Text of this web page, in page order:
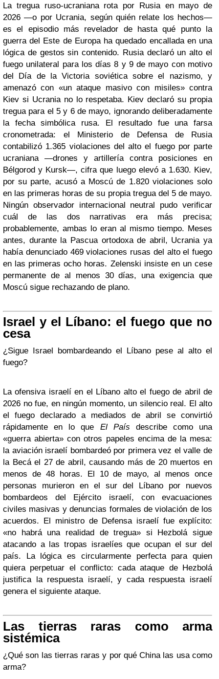
La tregua ruso-ucraniana rota por Rusia en mayo de
2026 —o por Ucrania, según quién relate los hechos—
es el episodio más revelador de hasta qué punto la
guerra del Este de Europa ha quedado encallada en una
lógica de gestos sin contenido. Rusia declaró un alto el
fuego unilateral para los días 8 y 9 de mayo con motivo
del Día de la Victoria soviética sobre el nazismo, y
amenazó con «un ataque masivo con misiles» contra
Kiev si Ucrania no lo respetaba. Kiev declaró su propia
tregua para el 5 y 6 de mayo, ignorando deliberadamente
la fecha simbólica rusa. El resultado fue una farsa
cronometrada: el Ministerio de Defensa de Rusia
contabilizó 1.365 violaciones del alto el fuego por parte
ucraniana —drones y artillería contra posiciones en
Bélgorod y Kursk—, cifra que luego elevó a 1.630. Kiev,
por su parte, acusó a Moscú de 1.820 violaciones solo
en las primeras horas de su propia tregua del 5 de mayo.
Ningún observador internacional neutral pudo verificar
cuál de las dos narrativas era más precisa;
probablemente, ambas lo eran al mismo tiempo. Meses
antes, durante la Pascua ortodoxa de abril, Ucrania ya
había denunciado 469 violaciones rusas del alto el fuego
en las primeras ocho horas. Zelenski insiste en un cese
permanente de al menos 30 días, una exigencia que
Moscú sigue rechazando de plano.
Israel y el Líbano: el fuego que no
cesa
¿Sigue Israel bombardeando el Líbano pese al alto el
fuego?
La ofensiva israelí en el Líbano alto el fuego de abril de
2026 no fue, en ningún momento, un silencio real. El alto
el fuego declarado a mediados de abril se convirtió
rápidamente en lo que El País describe como una
«guerra abierta» con otros papeles encima de la mesa:
la aviación israelí bombardeó por primera vez el valle de
la Becá el 27 de abril, causando más de 20 muertos en
menos de 48 horas. El 10 de mayo, al menos once
personas murieron en el sur del Líbano por nuevos
bombardeos del Ejército israelí, con evacuaciones
civiles masivas y denuncias formales de violación de los
acuerdos. El ministro de Defensa israelí fue explícito:
«no habrá una realidad de tregua» si Hezbolá sigue
atacando a las tropas israelíes que ocupan el sur del
país. La lógica es circularmente perfecta para quien
quiera perpetuar el conflicto: cada ataque de Hezbolá
justifica la respuesta israelí, y cada respuesta israelí
genera el siguiente ataque.
Las tierras raras como arma
sistémica
¿Qué son las tierras raras y por qué China las usa como
arma?